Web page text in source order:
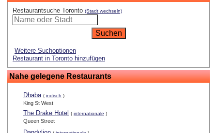
Restaurantsuche Toronto (Stadt wechseln)
Weitere Suchoptionen
Restaurant in Toronto hinzufügen
Nahe gelegene Restaurants
Dhaba ( indisch )
King St West
The Drake Hotel ( internationale )
Queen Street